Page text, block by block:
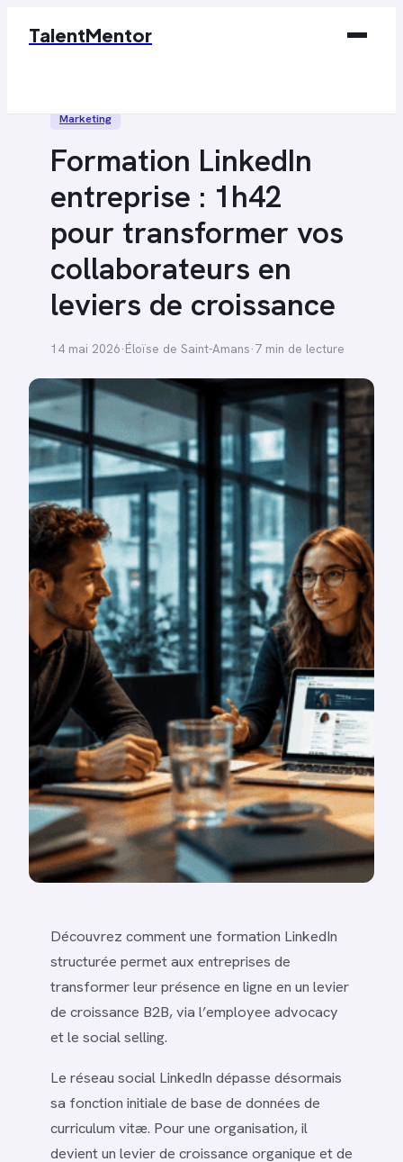
TalentMentor
Tech
Marketing
Formation LinkedIn
entreprise : 1h42
pour transformer vos
collaborateurs en
leviers de croissance
14 mai 2026·Éloïse de Saint-Amans·7 min de lecture
Découvrez comment une formation LinkedIn
structurée permet aux entreprises de
transformer leur présence en ligne en un levier
de croissance B2B, via l’employee advocacy
et le social selling.
Le réseau social LinkedIn dépasse désormais
sa fonction initiale de base de données de
curriculum vitæ. Pour une organisation, il
devient un levier de croissance organique et de